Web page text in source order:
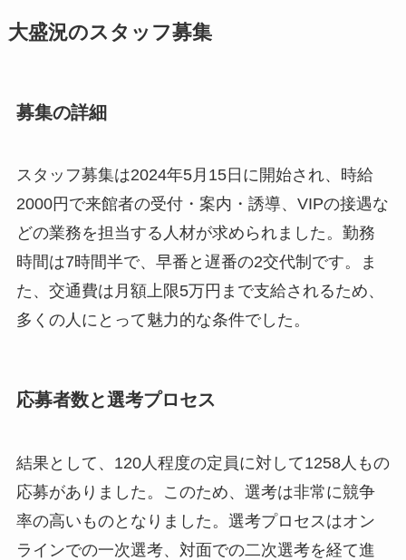
大盛況のスタッフ募集
募集の詳細
スタッフ募集は2024年5月15日に開始され、時給
2000円で来館者の受付・案内・誘導、VIPの接遇な
どの業務を担当する人材が求められました。勤務
時間は7時間半で、早番と遅番の2交代制です。ま
た、交通費は月額上限5万円まで支給されるため、
多くの人にとって魅力的な条件でした。
応募者数と選考プロセス
結果として、120人程度の定員に対して1258人もの
応募がありました。このため、選考は非常に競争
率の高いものとなりました。選考プロセスはオン
ラインでの一次選考、対面での二次選考を経て進